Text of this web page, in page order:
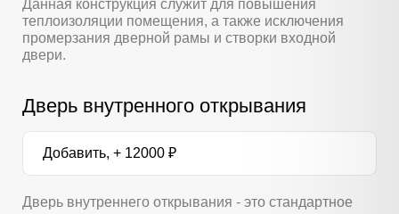
Данная конструкция служит для повышения
теплоизоляции помещения, а также исключения
промерзания дверной рамы и створки входной
двери.
Дверь внутренного открывания
Добавить, + 12000 ₽
Дверь внутреннего открывания - это стандартное